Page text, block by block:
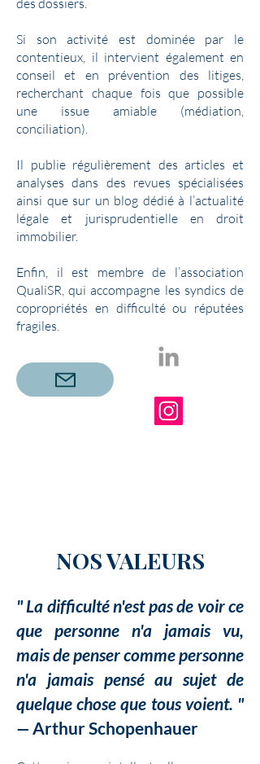
des dossiers.
Si son activité est dominée par le
contentieux, il intervient également en
conseil et en prévention des litiges,
recherchant chaque fois que possible
une issue amiable (médiation,
conciliation).
Il publie régulièrement des articles et
analyses dans des revues spécialisées
ainsi que sur un blog dédié à l’actualité
légale et jurisprudentielle en droit
immobilier.
Enfin, il est membre de l’association
QualiSR, qui accompagne les syndics de
copropriétés en difficulté ou réputées
fragiles.
NOS VALEURS
" La difficulté n'est pas de voir ce
que personne n'a jamais vu,
mais de penser comme personne
n'a jamais pensé au sujet de
quelque chose que tous voient. "
— Arthur Schopenhauer